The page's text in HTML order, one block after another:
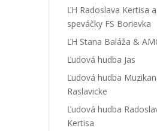
ĽH Radoslava Kertisa a
speváčky FS Borievka
ĽH Stana Baláža &
Ľudová hudba Jas
Ľudová hudba
Raslavicke
Ľudová hudba
Kertisa